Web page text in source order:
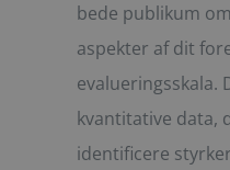
bede publikum
aspekter af dit
evalueringsskala.
kvantitative data,
identificere